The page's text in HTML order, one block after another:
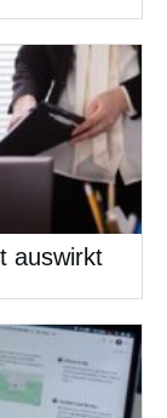
auswirkt